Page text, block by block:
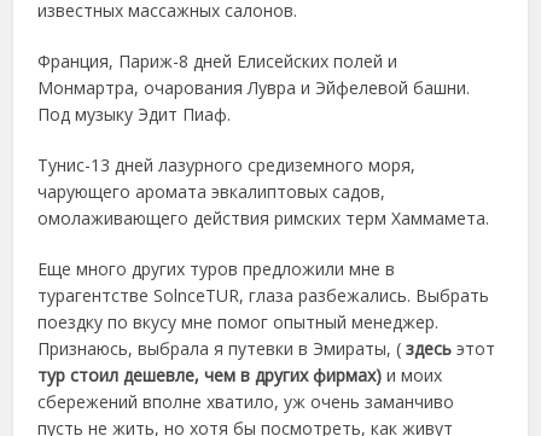
известных массажных салонов.
Франция, Париж-8 дней Елисейских полей и
Монмартра, очарования Лувра и Эйфелевой башни.
Под музыку Эдит Пиаф.
Тунис-13 дней лазурного средиземного моря,
чарующего аромата эвкалиптовых садов,
омолаживающего действия римских терм Хаммамета.
Еще много других туров предложили мне в
турагентстве SolnceTUR, глаза разбежались. Выбрать
поездку по вкусу мне помог опытный менеджер.
Признаюсь, выбрала я путевки в Эмираты, (здесь этот
тур стоил дешевле, чем в других фирмах) и моих
сбережений вполне хватило, уж очень заманчиво
пусть не жить, но хотя бы посмотреть, как живут